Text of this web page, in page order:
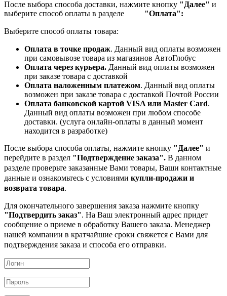
После выбора способа доставки, нажмите кнопку "Далее" и
выберите способ оплаты в разделе "Оплата":
Выберите способ оплаты товара:
Оплата в точке продаж. Данный вид оплаты возможен
при самовывозе товара из магазинов АвтоГлобус
Оплата через курьера. Данный вид оплаты возможен
при заказе товара с доставкой
Оплата наложенным платежом. Данный вид оплаты
возможен при заказе товара с доставкой Почтой России
Оплата банковской картой VISA или Master Card.
Данный вид оплаты возможен при любом способе
доставки. (услуга онлайн-оплаты в данный момент
находится в разработке)
После выбора способа оплаты, нажмите кнопку "Далее" и
перейдите в раздел "Подтверждение заказа". В данном
разделе проверьте заказанные Вами товары, Ваши контактные
данные и ознакомьтесь с условиями купли-продажи и
возврата товара.
Для окончательного завершения заказа нажмите кнопку
"Подтвердить заказ". На Ваш электронный адрес придет
сообщение о приеме в обработку Вашего заказа. Менеджер
нашей компании в кратчайшие сроки свяжется с Вами для
подтверждения заказа и способа его отправки.